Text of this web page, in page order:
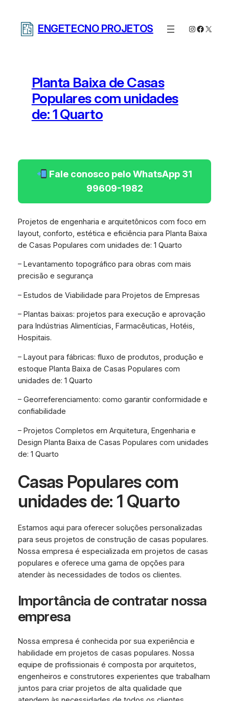
ENGETECNO PROJETOS Instagram
X
Planta Baixa de Casas
Populares com unidades
de: 1 Quarto
Fale conosco pelo WhatsApp 31
99609-1982
Projetos de engenharia e arquitetônicos com foco em
layout, conforto, estética e eficiência para Planta Baixa
de Casas Populares com unidades de: 1 Quarto
– Levantamento topográfico para obras com mais
precisão e segurança
– Estudos de Viabilidade para Projetos de Empresas
– Plantas baixas: projetos para execução e aprovação
para Indústrias Alimentícias, Farmacêuticas, Hotéis,
Hospitais.
– Layout para fábricas: fluxo de produtos, produção e
estoque Planta Baixa de Casas Populares com
unidades de: 1 Quarto
– Georreferenciamento: como garantir conformidade e
confiabilidade
– Projetos Completos em Arquitetura, Engenharia e
Design Planta Baixa de Casas Populares com unidades
de: 1 Quarto
Casas Populares com
unidades de: 1 Quarto
Estamos aqui para oferecer soluções personalizadas
para seus projetos de construção de casas populares.
Nossa empresa é especializada em projetos de casas
populares e oferece uma gama de opções para
atender às necessidades de todos os clientes.
Importância de contratar nossa
empresa
Nossa empresa é conhecida por sua experiência e
habilidade em projetos de casas populares. Nossa
equipe de profissionais é composta por arquitetos,
engenheiros e construtores experientes que trabalham
juntos para criar projetos de alta qualidade que